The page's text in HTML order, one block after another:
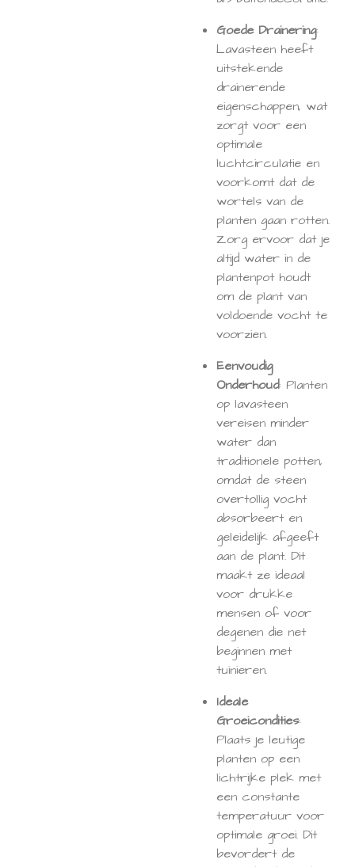
Goede Drainering:
Lavasteen heeft
uitstekende
drainerende
eigenschappen, wat
zorgt voor een
optimale
luchtcirculatie en
voorkomt dat de
wortels van de
planten gaan rotten.
Zorg ervoor dat je
altijd water in de
plantenpot houdt
om de plant van
voldoende vocht te
voorzien.
Eenvoudig
Onderhoud: Planten
op lavasteen
vereisen minder
water dan
traditionele potten,
omdat de steen
overtollig vocht
absorbeert en
geleidelijk afgeeft
aan de plant. Dit
maakt ze ideaal
voor drukke
mensen of voor
degenen die net
beginnen met
tuinieren.
Ideale
Groeicondities:
Plaats je leutige
planten op een
lichtrijke plek met
een constante
temperatuur voor
optimale groei. Dit
bevordert de